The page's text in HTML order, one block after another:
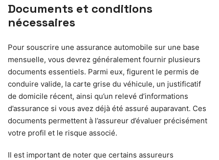
Documents et conditions
nécessaires
Pour souscrire une assurance automobile sur une base
mensuelle, vous devrez généralement fournir plusieurs
documents essentiels. Parmi eux, figurent le permis de
conduire valide, la carte grise du véhicule, un justificatif
de domicile récent, ainsi qu’un relevé d’informations
d’assurance si vous avez déjà été assuré auparavant. Ces
documents permettent à l’assureur d’évaluer précisément
votre profil et le risque associé.
Il est important de noter que certains assureurs